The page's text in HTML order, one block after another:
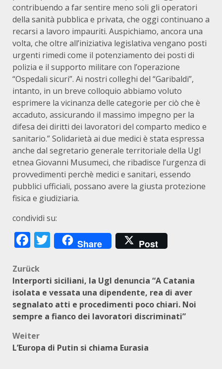
contribuendo a far sentire meno soli gli operatori
della sanità pubblica e privata, che oggi continuano a
recarsi a lavoro impauriti. Auspichiamo, ancora una
volta, che oltre all’iniziativa legislativa vengano posti
urgenti rimedi come il potenziamento dei posti di
polizia e il supporto militare con l’operazione
“Ospedali sicuri”. Ai nostri colleghi del “Garibaldi”,
intanto, in un breve colloquio abbiamo voluto
esprimere la vicinanza delle categorie per ciò che è
accaduto, assicurando il massimo impegno per la
difesa dei diritti dei lavoratori del comparto medico e
sanitario.” Solidarietà ai due medici è stata espressa
anche dal segretario generale territoriale della Ugl
etnea Giovanni Musumeci, che ribadisce l’urgenza di
provvedimenti perchè medici e sanitari, essendo
pubblici ufficiali, possano avere la giusta protezione
fisica e giudiziaria.
condividi su:
Facebook
Twitter
Share Post
Beitragsnavigation
Zurück
Interporti siciliani, la Ugl denuncia “A Catania
isolata e vessata una dipendente, rea di aver
segnalato atti e procedimenti poco chiari. Noi
sempre a fianco dei lavoratori discriminati”
Weiter
L’Europa di Putin si chiama Eurasia